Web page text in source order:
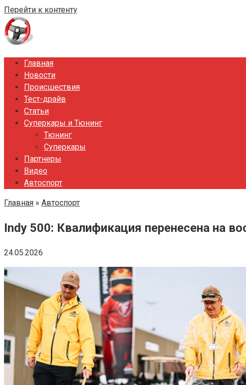
Перейти к контенту
Главная
Новости
Происшествия
Тест-драйв
Статьи
Суперкары и Тюнинг
Тюнинг
Суперкары
Партнеры
Видео
Автоспорт
Главная » Автоспорт
Indy 500: Квалификация перенесена на
24.05.2026